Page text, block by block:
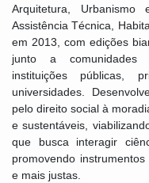
Arquitetura, Urbanismo
Assistência Técnica,
em 2013, com edições
junto a comunidades
instituições públicas,
universidades.
pelo direito social à
e sustentáveis,
que busca interagir
promovendo
e mais justas.